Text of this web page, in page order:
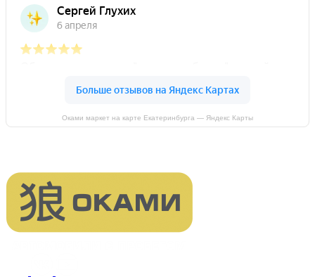
Оками маркет на карте Екатеринбурга — Яндекс Карты